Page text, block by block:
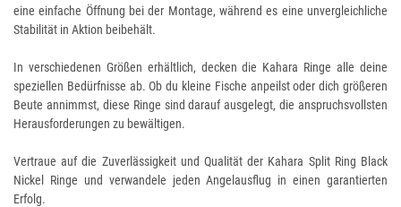
eine einfache Öffnung bei der Montage, während es eine unvergleichliche
Stabilität in Aktion beibehält.
In verschiedenen Größen erhältlich, decken die Kahara Ringe alle deine
speziellen Bedürfnisse ab. Ob du kleine Fische anpeilst oder dich größeren
Beute annimmst, diese Ringe sind darauf ausgelegt, die anspruchsvollsten
Herausforderungen zu bewältigen.
Vertraue auf die Zuverlässigkeit und Qualität der Kahara Split Ring Black
Nickel Ringe und verwandele jeden Angelausflug in einen garantierten
Erfolg.